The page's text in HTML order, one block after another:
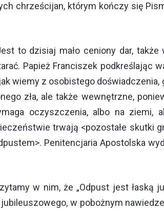
chrześcijan, którym kończy się
to dzisiaj mało ceniony dar, także
Papież Franciszek podkreślając
wiemy z osobistego doświadczenia,
zła, ale także wewnętrzne,
oczyszczenia, albo na ziemi,
trwają <pozostałe skutki
Penitencjaria Apostolska
w nim, że „Odpust jest łaską
w pobożnym